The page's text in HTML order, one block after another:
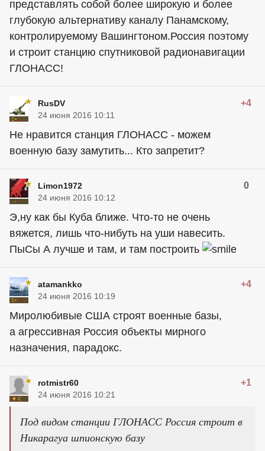
представлять собой более широкую и более
глубокую альтернативу каналу Панамскому,
контролируемому Вашингтоном.Россия поэтому
и строит станцию спутниковой радионавигации
ГЛОНАСС!
RusDV +4
24 июня 2016 10:11
Не нравится станция ГЛОНАСС - можем
военную базу замутить... Кто запретит?
Limon1972 0
24 июня 2016 10:12
Э,ну как бы Куба ближе. Что-то не очень
вяжется, лишь что-нибуть на уши навесить.
ПыСы А лучше и там, и там построить
atamankko +4
24 июня 2016 10:19
Миролюбивые США строят военные базы,
а агрессивная Россия объекты мирного
назначения, парадокс.
rotmistr60 +1
24 июня 2016 10:21
Под видом станции ГЛОНАСС Россия строит в
Никарагуа шпионскую базу